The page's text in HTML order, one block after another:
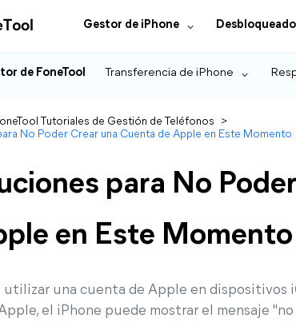
Gestor de iPhone
de FoneTool Transferencia de iPhone
Tutoriales de Gestión de Teléfonos
>
No Poder Crear una Cuenta de Apple en Este Momento
para No
en Este Momento
utilizar una cuenta de Apple en dispositivos
el iPhone puede mostrar el mensaje